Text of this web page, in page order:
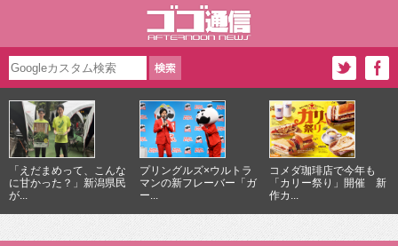
「えだまめって、こんな
に甘かった？」新潟県民
が...
プリングルズ×ウルトラ
マンの新フレーバー「ガ
ー...
コメダ珈琲店で今年も
「カリー祭り」開催 新
作カ...